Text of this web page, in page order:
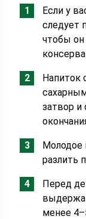
Если у
следует
чтобы он
затвор и
Молодое
разлить
Перед
менее